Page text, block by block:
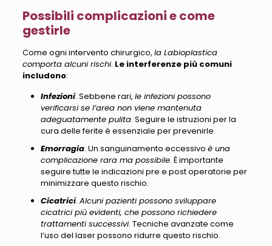
Possibili complicazioni e come
gestirle
Come ogni intervento chirurgico, la Labioplastica
comporta alcuni rischi. Le interferenze più comuni
includono:
Infezioni. Sebbene rari, le infezioni possono
verificarsi se l’area non viene mantenuta
adeguatamente pulita. Seguire le istruzioni per la
cura delle ferite è essenziale per prevenirle.
Emorragia. Un sanguinamento eccessivo è una
complicazione rara ma possibile. È importante
seguire tutte le indicazioni pre e post operatorie per
minimizzare questo rischio.
Cicatrici. Alcuni pazienti possono sviluppare
cicatrici più evidenti, che possono richiedere
trattamenti successivi. Tecniche avanzate come
l’uso del laser possono ridurre questo rischio.